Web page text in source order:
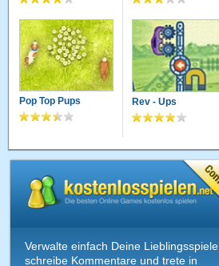
Pop Top Pups Rev - Ups
Verwalte einfach Deine Lieblingsspiele,
schreibe Kommentare und trete in